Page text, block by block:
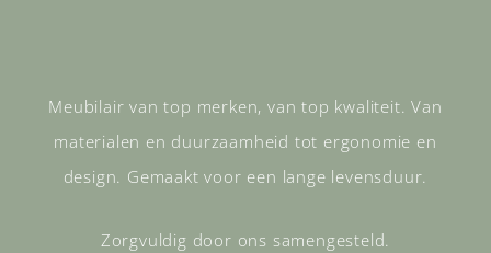
Meubilair van top merken, van top kwaliteit. Van
materialen en duurzaamheid tot ergonomie en
design. Gemaakt voor een lange levensduur.
Zorgvuldig door ons samengesteld.